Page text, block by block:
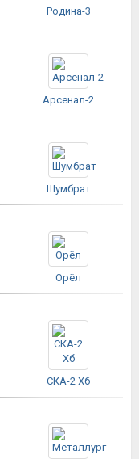
Родина-3
Арсенал-2
Шумбрат
Орёл
СКА-2 Хб